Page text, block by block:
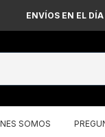
ENVÍOS EN EL
SOMOS